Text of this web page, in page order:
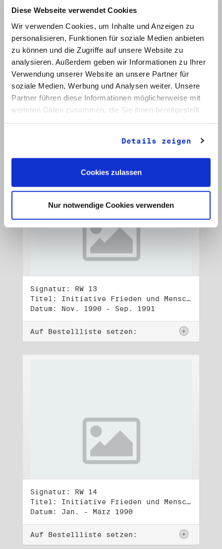
Diese Webseite verwendet Cookies
Wir verwenden Cookies, um Inhalte und Anzeigen zu
personalisieren, Funktionen für soziale Medien anbieten
zu können und die Zugriffe auf unsere Website zu
analysieren. Außerdem geben wir Informationen zu Ihrer
Verwendung unserer Website an unsere Partner für
soziale Medien, Werbung und Analysen weiter. Unsere
Partner führen diese Informationen möglicherweise mit
weiteren Daten zusammen, die Sie ihnen bereitgestellt
Details zeigen
Cookies zulassen
Nur notwendige Cookies verwenden
Signatur: RW 12
Titel: Initiative Frieden und Menschenrechte (2)
Datum: Mai - Nov. 1990
Signatur: RW 13
Titel: Initiative Frieden und Menschenrechte (3)
Datum: Nov. 1990 - Sep. 1991
Auf Bestellliste setzen:
Signatur: RW 14
Titel: Initiative Frieden und Menschenrechte, Volkskammerwahl 18.3.1990
Datum: Jan. - März 1990
Auf Bestellliste setzen: